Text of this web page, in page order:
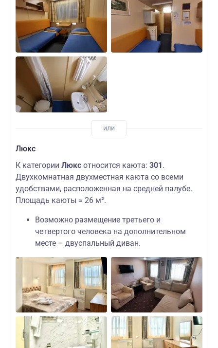
Люкс
К категории Люкс относится каюта: 301.
Двухкомнатная двухместная каюта со всеми
удобствами, расположенная на средней палубе.
Площадь каюты ≈ 26 м².
Возможно размещение третьего и
четвертого человека на дополнительном
месте – двуспальный диван.